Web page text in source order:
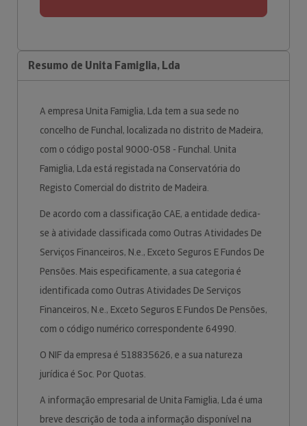
Resumo de Unita Famiglia, Lda
A empresa Unita Famiglia, Lda tem a sua sede no
concelho de Funchal, localizada no distrito de Madeira,
com o código postal 9000-058 - Funchal. Unita
Famiglia, Lda está registada na Conservatória do
Registo Comercial do distrito de Madeira.
De acordo com a classificação CAE, a entidade dedica-
se à atividade classificada como Outras Atividades De
Serviços Financeiros, N.e., Exceto Seguros E Fundos De
Pensões. Mais especificamente, a sua categoria é
identificada como Outras Atividades De Serviços
Financeiros, N.e., Exceto Seguros E Fundos De Pensões,
com o código numérico correspondente 64990.
O NIF da empresa é 518835626, e a sua natureza
jurídica é Soc. Por Quotas.
A informação empresarial de Unita Famiglia, Lda é uma
breve descrição de toda a informação disponível na